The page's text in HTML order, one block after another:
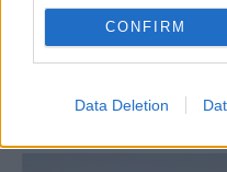
CONFIRM
Data Deletion
Žije pri lese, chová
ktoré vyzerá ako